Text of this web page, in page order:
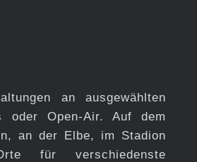
an ausgewählten
Open-Air. Auf dem
an der Elbe, im Stadion
für verschiedenste